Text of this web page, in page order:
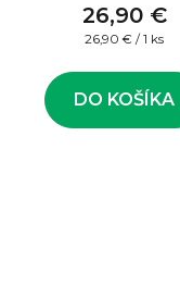
26,90 €
Jednotková
26,90 € / 1 ks
DO KOŠÍKA